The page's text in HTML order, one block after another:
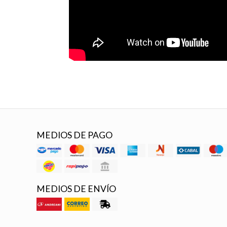
MEDIOS DE PAGO
MEDIOS DE ENVÍO